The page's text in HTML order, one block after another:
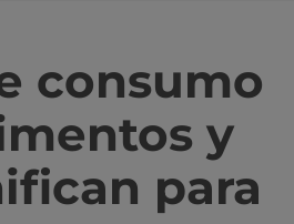
consumo
y
para